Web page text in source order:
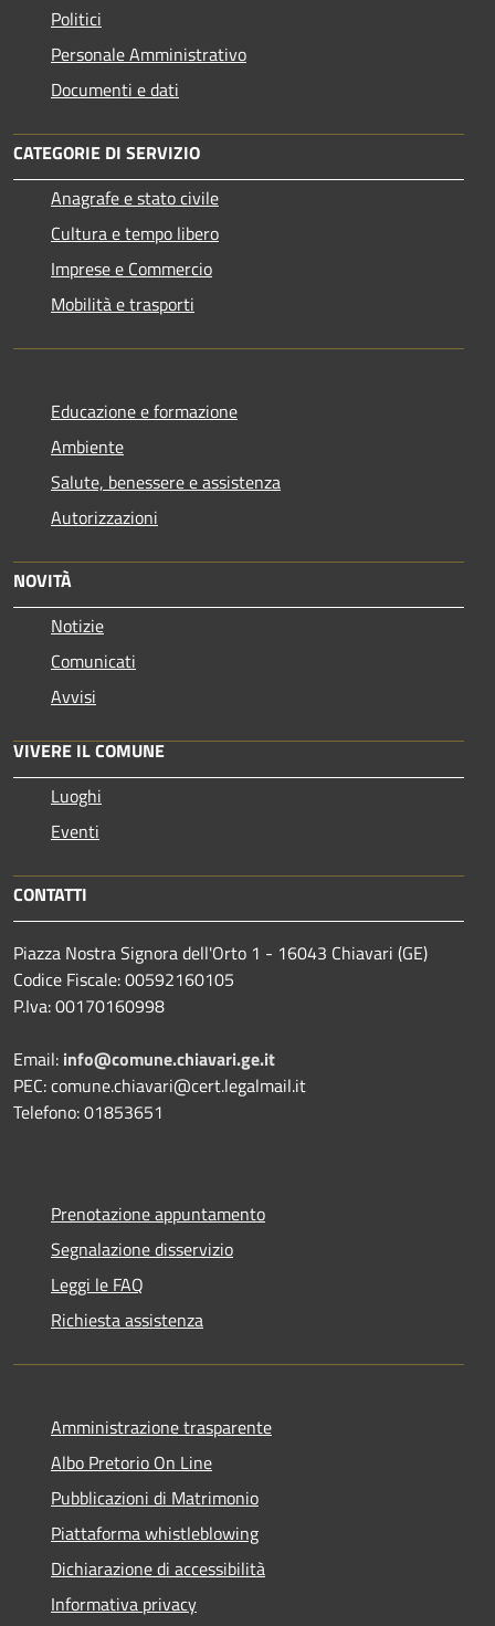
Politici
Personale Amministrativo
Documenti e dati
CATEGORIE DI SERVIZIO
Anagrafe e stato civile
Cultura e tempo libero
Imprese e Commercio
Mobilità e trasporti
Educazione e formazione
Ambiente
Salute, benessere e assistenza
Autorizzazioni
NOVITÀ
Notizie
Comunicati
Avvisi
VIVERE IL COMUNE
Luoghi
Eventi
CONTATTI
Piazza Nostra Signora dell'Orto 1 - 16043 Chiavari (GE)
Codice Fiscale: 00592160105
P.Iva: 00170160998
Email: info@comune.chiavari.ge.it
PEC: comune.chiavari@cert.legalmail.it
Telefono: 01853651
Prenotazione appuntamento
Segnalazione disservizio
Leggi le FAQ
Richiesta assistenza
Amministrazione trasparente
Albo Pretorio On Line
Pubblicazioni di Matrimonio
Piattaforma whistleblowing
Dichiarazione di accessibilità
Informativa privacy